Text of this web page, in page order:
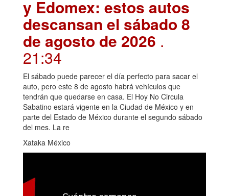
y Edomex: estos autos
descansan el sábado 8
de agosto de 2026 .
21:34
El sábado puede parecer el día perfecto para sacar el
auto, pero este 8 de agosto habrá vehículos que
tendrán que quedarse en casa. El Hoy No Circula
Sabatino estará vigente en la Ciudad de México y en
parte del Estado de México durante el segundo sábado
del mes. La re
Xataka México